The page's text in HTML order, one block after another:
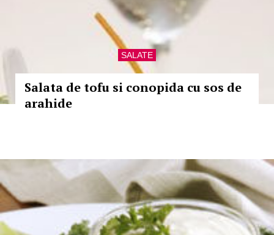
SALATE
Salata de tofu si conopida cu sos de
arahide